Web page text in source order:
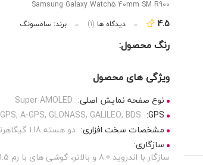
Samsung Galaxy Watch5 40mm SM R900
4.5 دیدگاه ها (1) برند: سامسونگ
رنگ محصول:
ویژگی های محصول
نوع صفحه نمایش اصلی: Super AMOLED
GPS:
GPS, A-GPS, GLONASS, GALILEO, BDS
مشخصات سخت افزاری: دو هسته 1.18 گیگاهرتز (Cortex-A55)
سازگاری:
سازگار با اندروید 8.0 و بالاتر، گوشی های با رم 1.5 گیگابایت و بالاتر